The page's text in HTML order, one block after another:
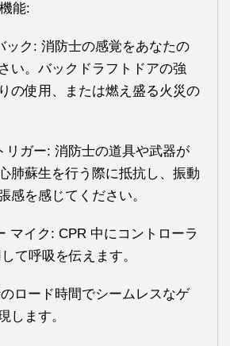
能:
ック: 消防士の感覚をあなたの
い。バックドラフトドアの強
の使用、または燃え盛る火災の
リガー: 消防士の道具や武器が
肺蘇生を行う際に抵抗し、振動
感を感じてください。
マイク: CPR 中にコントローラ
て呼吸を伝えます。
ロード時間でシームレスなゲ
します。